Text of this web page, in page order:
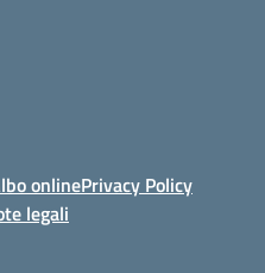
onlinePrivacy Policy
legali